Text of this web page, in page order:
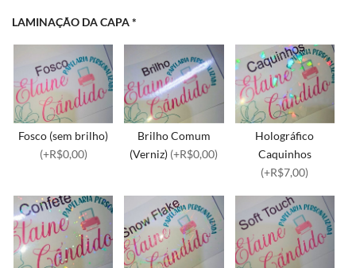
LAMINAÇÃO DA CAPA*
Fosco (sem brilho)
(+R$0,00)
Brilho Comum
(Verniz) (+R$0,00)
Holográfico
Caquinhos
(+R$7,00)